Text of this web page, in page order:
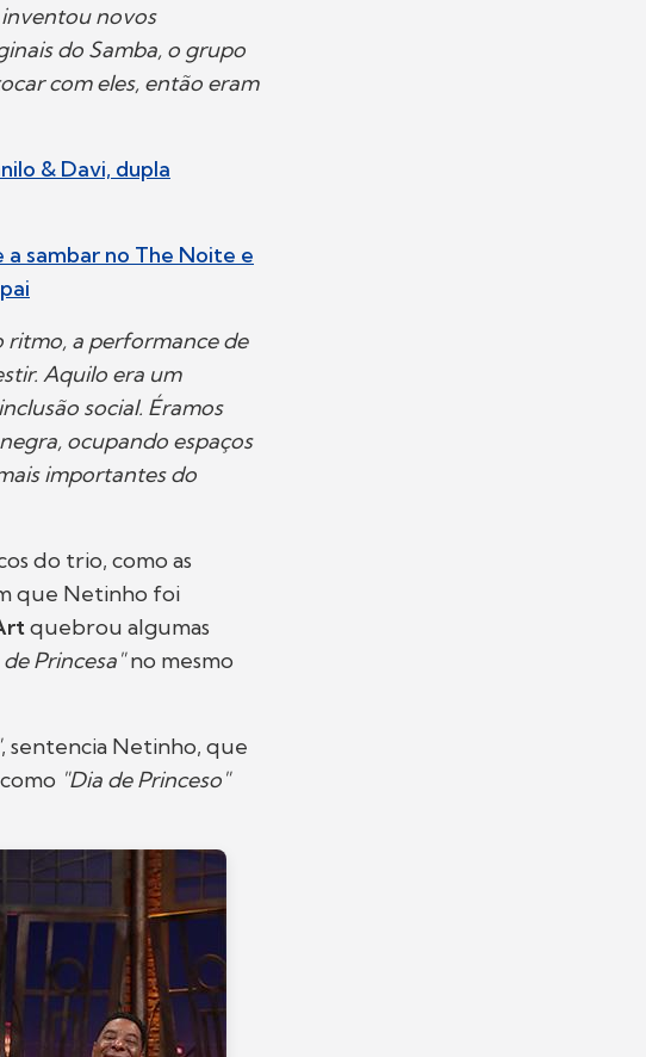
novos
do Samba, o grupo
com eles, então eram
& Davi, dupla
a sambar no The Noite e
ritmo, a performance de
Aquilo era um
social. Éramos
ocupando espaços
importantes do
do trio, como as
que Netinho foi
quebrou algumas
de Princesa"no mesmo
, sentencia Netinho, que
"Dia de Princeso"